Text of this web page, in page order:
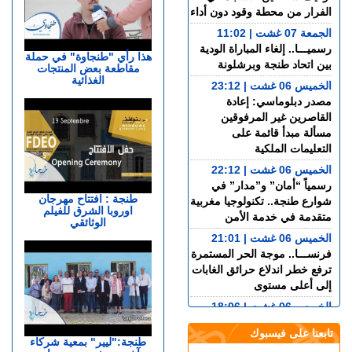
هذا رأي "طنجاوة" في حملة
مقاطعة بعض المنتجات
الغذائية
طنجة : افتتاح مهرجان
اوروبا الشرق للفيلم
الوثائقي
طنجة:"ليير" بمعية شركاء
الفرار من محطة وقود دون أداء
الجمعة 07 غشت | 11:02
رسميـــا.. إلغاء المباراة الودية
بين اتحاد طنجة وبرشلونة
الخميس 06 غشت | 23:12
مصدر دبلوماسي: إعادة
القاصرين غير المرفوقين
مسألة مبدأ قائمة على
التعليمات الملكية
الخميس 06 غشت | 22:12
رسمياً “أمان” و”مدار” في
شوارع طنجة.. تكنولوجيا مغربية
متقدمة في خدمة الأمن
الخميس 06 غشت | 21:01
فرنســـا.. موجة الحر المستمرة
ترفع خطر اندلاع حرائق الغابات
إلى أعلى مستوى
الخميس 06 غشت | 18:06
الربـــاط.. تفاصيل ترؤس
إنفانتينو اجتماعا لقيادة الفيفا
تابعنا على فيسبوك